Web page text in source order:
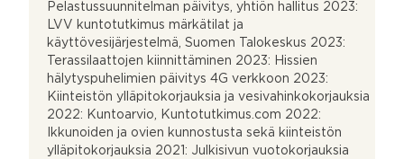
Pelastussuunnitelman päivitys, yhtiön hallitus 2023:
LVV kuntotutkimus märkätilat ja
käyttövesijärjestelmä, Suomen Talokeskus 2023:
Terassilaattojen kiinnittäminen 2023: Hissien
hälytyspuhelimien päivitys 4G verkkoon 2023:
Kiinteistön ylläpitokorjauksia ja vesivahinkokorjauksia
2022: Kuntoarvio, Kuntotutkimus.com 2022:
Ikkunoiden ja ovien kunnostusta sekä kiinteistön
ylläpitokorjauksia 2021: Julkisivun vuotokorjauksia